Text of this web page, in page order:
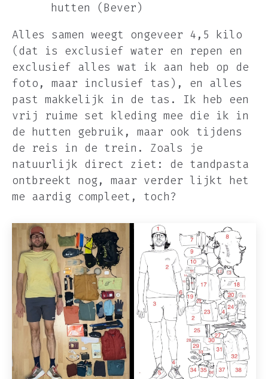
hutten (Bever)
Alles samen weegt ongeveer 4,5 kilo
(dat is exclusief water en repen en
exclusief alles wat ik aan heb op de
foto, maar inclusief tas), en alles
past makkelijk in de tas. Ik heb een
vrij ruime set kleding mee die ik in
de hutten gebruik, maar ook tijdens
de reis in de trein. Zoals je
natuurlijk direct ziet: de tandpasta
ontbreekt nog, maar verder lijkt het
me aardig compleet, toch?